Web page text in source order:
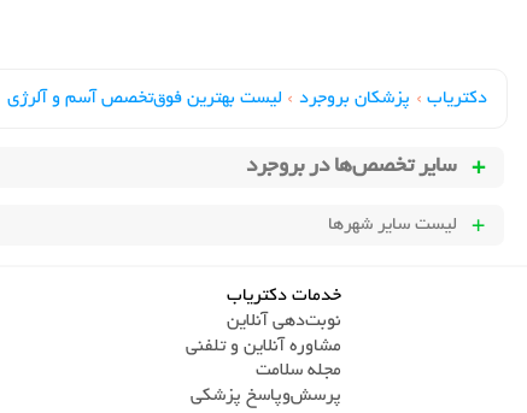
دکتریاب › پزشکان بروجرد › لیست بهترین فوق‌تخصص آسم و آلرژی
سایر تخصص‌ها دربروجرد
لیست سایر شهرها
خدمات دکتریاب
نوبت‌دهی آنلاین
مشاوره آنلاین و تلفنی
مجله سلامت
پرسش‌و‌پاسخ پزشکی